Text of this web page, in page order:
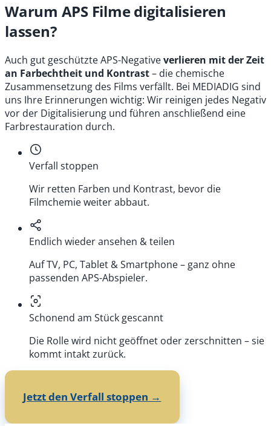
Warum APS Filme digitalisieren
lassen?
Auch gut geschützte APS-Negativeverlieren mit der Zeit
an Farbechtheit und Kontrast– die chemische
Zusammensetzung des Films verfällt. Bei MEDIADIG sind
uns Ihre Erinnerungen wichtig: Wir reinigen jedes Negativ
vor der Digitalisierung und führen anschließend eine
Farbrestauration durch.
Verfall stoppen
Wir retten Farben und Kontrast, bevor die
Filmchemie weiter abbaut.
Endlich wieder ansehen & teilen
Auf TV, PC, Tablet & Smartphone – ganz ohne
passenden APS-Abspieler.
Schonend am Stück gescannt
Die Rolle wird nicht geöffnet oder zerschnitten – sie
kommt intakt zurück.
Jetzt den Verfall stoppen →